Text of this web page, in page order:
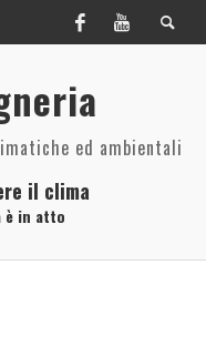
ed ambientali
il clima
è in atto